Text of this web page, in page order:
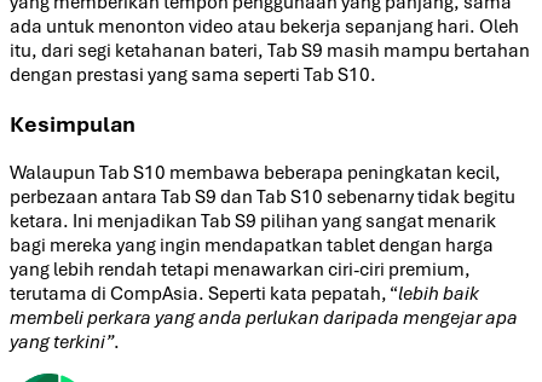
ada untuk menonton video atau bekerja sepanjang hari. Oleh
itu, dari segi ketahanan bateri, Tab S9 masih mampu bertahan
dengan prestasi yang sama seperti Tab S10.
Kesimpulan
Walaupun Tab S10 membawa beberapa peningkatan kecil,
perbezaan antara Tab S9 dan Tab S10 sebenarny tidak begitu
ketara. Ini menjadikan Tab S9 pilihan yang sangat menarik
bagi mereka yang ingin mendapatkan tablet dengan harga
yang lebih rendah tetapi menawarkan ciri-ciri premium,
terutama di CompAsia. Seperti kata pepatah, “lebih baik
membeli perkara yang anda perlukan daripada mengejar apa
yang terkini”.